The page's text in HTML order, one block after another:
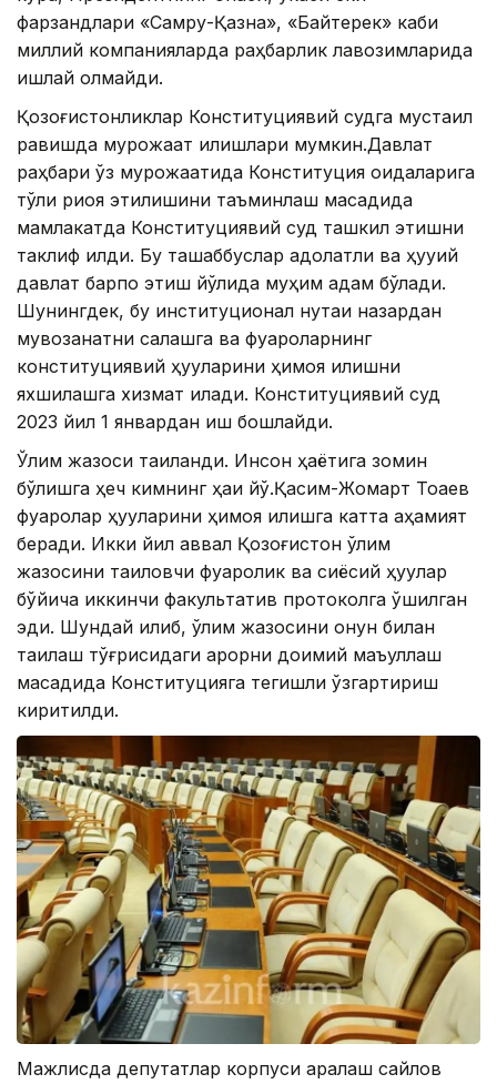
фарзандлари «Самруқ-Қазна», «Байтерек» каби
миллий компанияларда раҳбарлик лавозимларида
ишлай олмайди.
Қозоғистонликлар Конституциявий судга мустақил
равишда мурожаат қилишлари мумкин.Давлат
раҳбари ўз мурожаатида Конституция қоидаларига
тўлиқ риоя этилишини таъминлаш мақсадида
мамлакатда Конституциявий суд ташкил этишни
таклиф қилди. Бу ташаббуслар адолатли ва ҳуқуқий
давлат барпо этиш йўлида муҳим қадам бўлади.
Шунингдек, бу институционал нуқтаи назардан
мувозанатни сақлашга ва фуқароларнинг
конституциявий ҳуқуқларини ҳимоя қилишни
яхшилашга хизмат қилади. Конституциявий суд
2023 йил 1 январдан иш бошлайди.
Ўлим жазоси тақиқланди. Инсон ҳаётига зомин
бўлишга ҳеч кимнинг ҳаққи йўқ.Қасим-Жомарт Тоқаев
фуқаролар ҳуқуқларини ҳимоя қилишга катта аҳамият
беради. Икки йил аввал Қозоғистон ўлим
жазосини тақиқловчи фуқаролик ва сиёсий ҳуқуқлар
бўйича иккинчи факультатив протоколга қўшилган
эди. Шундай қилиб, ўлим жазосини қонун билан
тақиқлаш тўғрисидаги қарорни доимий маъқуллаш
мақсадида Конституцияга тегишли ўзгартириш
киритилди.
Мажлисда депутатлар корпуси аралаш сайлов